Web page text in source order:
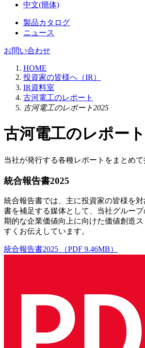
中文(簡体)
製品カタログ
ニュース
お問い合わせ
HOME
投資家の皆様へ（IR）
IR資料室
古河電工のレポート
古河電工のレポート2025
古河電工のレポー
当社が発行する各種レポートをまとめて
統合報告書2025
統合報告書では、主に投資家の皆様を
書を補足する媒体として、当社グルー
期的な企業価値向上に向けた価値創造
すくお伝えしています。
統合報告書2025 （PDF 9.46MB）